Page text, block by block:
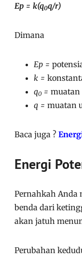
Ep = k(q0q/r)
Dimana
Ep =
k =
q0 = muatan
q = muatan
Baca juga ?
Energi
Pernahkah Anda
benda dari
akan jatuh
Perubahan